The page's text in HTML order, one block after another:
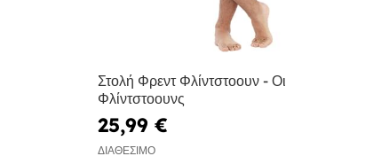
Στολή Φρεντ Φλίντστοουν - Οι
Φλίντστοουνς
25,99 €
ΔΙΑΘΈΣΙΜΟ